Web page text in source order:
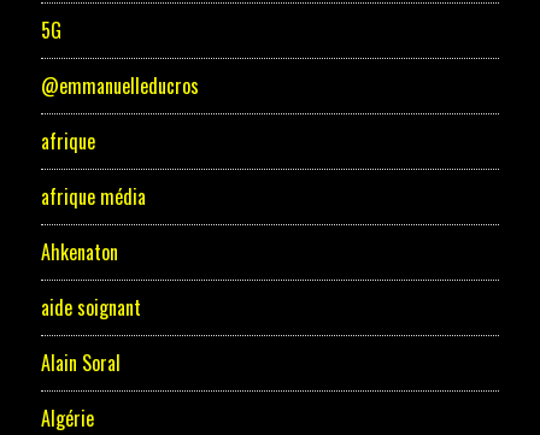
5G
@emmanuelleducros
afrique
afrique média
Ahkenaton
aide soignant
Alain Soral
Algérie